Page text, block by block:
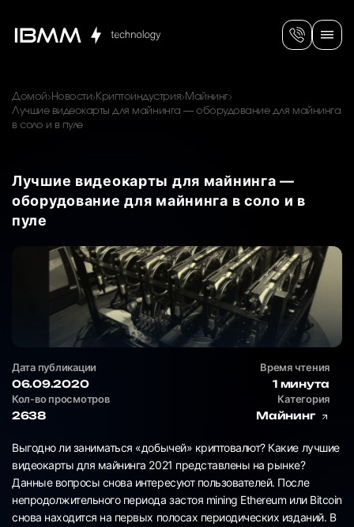
Домой Новости Криптоиндустрия Майнинг
Лучшие видеокарты для майнинга — оборудование для майнинга
в соло и в пуле
Лучшие видеокарты для майнинга —
оборудование для майнинга в соло и в
пуле
Дата публикации
06.09.2020
Время чтения
1 минута
Кол-во просмотров
2638
Категория
Майнинг
Выгодно ли заниматься «добычей» криптовалют? Какие лучшие
видеокарты для майнинга 2021 представлены на рынке?
Данные вопросы снова интересуют пользователей. После
непродолжительного периода застоя mining Ethereum или Bitcoin
снова находится на первых полосах периодических изданий. В